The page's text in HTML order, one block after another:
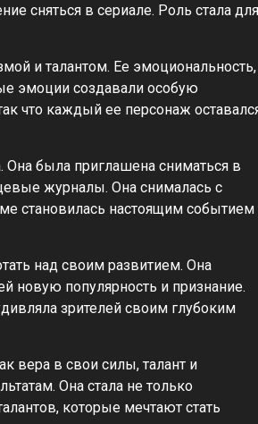
сняться в сериале. Роль стала для
и талантом. Ее эмоциональность,
эмоции создавали особую
что каждый ее персонаж
была приглашена сниматься в
журналы. Она снималась с
становилась настоящим событием
над своим развитием. Она
новую популярность и признание.
зрителей своим глубоким
вера в свои силы, талант и
Она стала не только
которые мечтают стать